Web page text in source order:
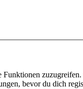
Funktionen
bevor du dich